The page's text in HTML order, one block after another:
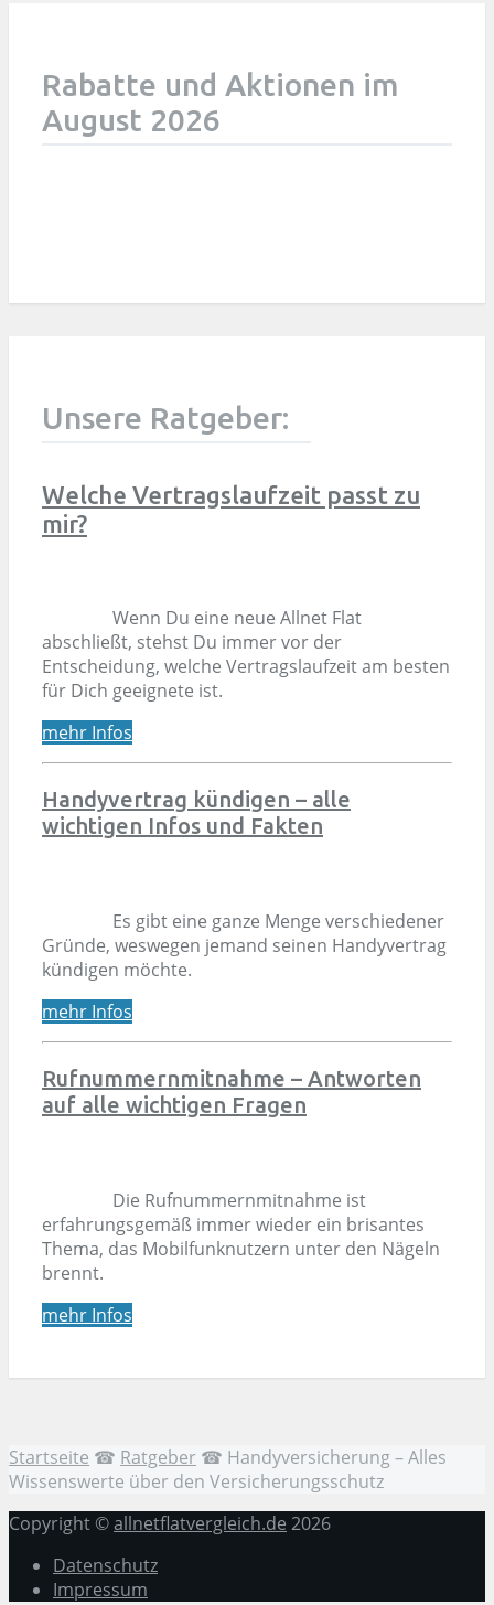
Rabatte und Aktionen im
August 2026
Unsere Ratgeber:
Welche Vertragslaufzeit passt zu
mir?
Wenn Du eine neue Allnet Flat
abschließt, stehst Du immer vor der
Entscheidung, welche Vertragslaufzeit am besten
für Dich geeignete ist.
mehr Infos
Handyvertrag kündigen – alle
wichtigen Infos und Fakten
Es gibt eine ganze Menge verschiedener
Gründe, weswegen jemand seinen Handyvertrag
kündigen möchte.
mehr Infos
Rufnummernmitnahme – Antworten
auf alle wichtigen Fragen
Die Rufnummernmitnahme ist
erfahrungsgemäß immer wieder ein brisantes
Thema, das Mobilfunknutzern unter den Nägeln
brennt.
mehr Infos
Startseite ☎ Ratgeber ☎ Handyversicherung – Alles
Wissenswerte über den Versicherungsschutz
Copyright ©allnetflatvergleich.de 2026
Datenschutz
Impressum